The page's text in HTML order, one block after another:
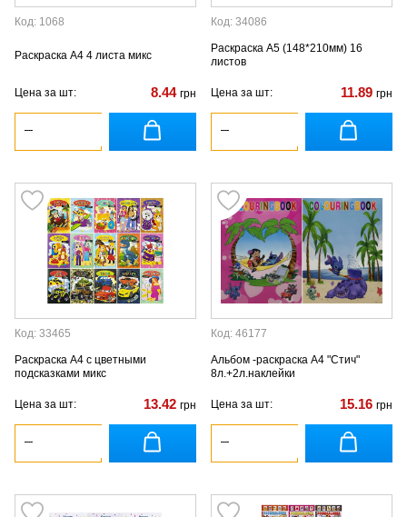
Код: 1068
Раскраска А4 4 листа микс
Цена за шт: 8.44 грн
Код: 34086
Раскраска А5 (148*210мм) 16
листов
Цена за шт: 11.89 грн
Код: 33465
Раскраска А4 с цветными
подсказками микс
Цена за шт: 13.42 грн
Код: 46177
Альбом -раскраска А4 "Стич"
8л.+2л.наклейки
Цена за шт: 15.16 грн